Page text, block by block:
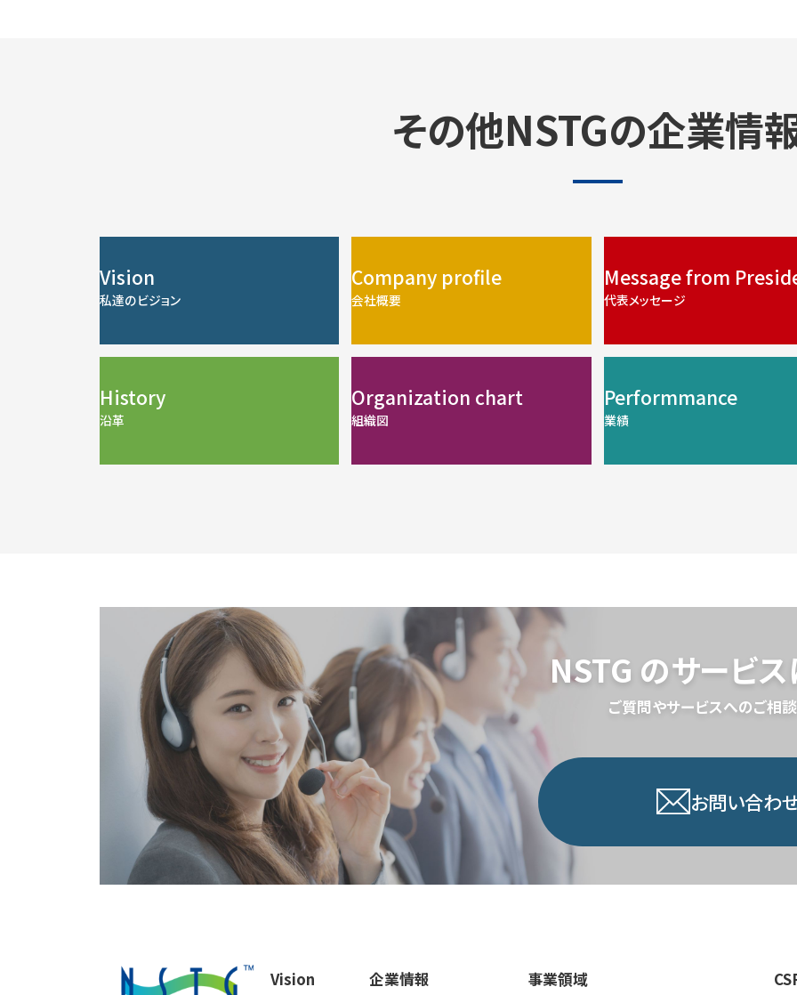
その他NSTGの企業情
Vision
私達のビジョン
Company profile
会社概要
Message from
代表メッセージ
History
沿革
Organization chart
組織図
Performmance
業績
NSTG のサービ
ご質問やサービスへのご相談
お問い合わ
Vision 企業情報 事業領域